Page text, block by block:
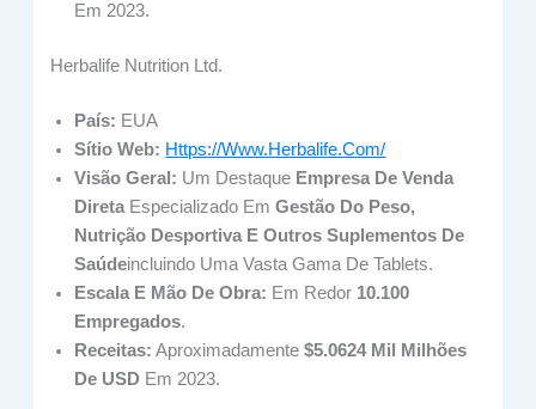
Em 2023.
Herbalife Nutrition Ltd.
País: EUA
Sítio Web: Https://www.herbalife.com/
Visão Geral: Um Destaque Empresa De Venda
Direta Especializado EmGestão Do Peso,
Nutrição Desportiva E Outros Suplementos De
SaúdeIncluindo Uma Vasta Gama De Tablets.
Escala E Mão De Obra: Em Redor 10.100
Empregados.
Receitas: Aproximadamente$5.0624 Mil Milhões
De USD Em 2023.